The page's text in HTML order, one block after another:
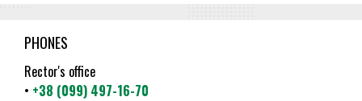
PHONES
Rector's office
• +38 (099) 497-16-70